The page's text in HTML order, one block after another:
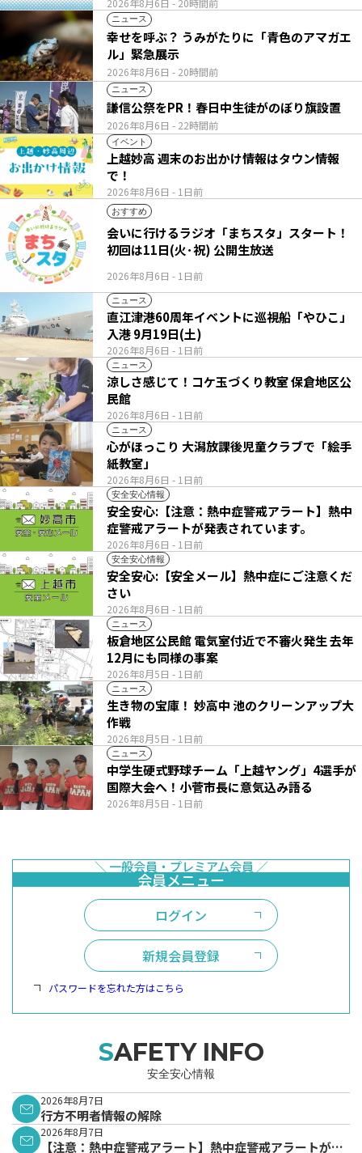
2026年8月6日 - 20時間前
ニュース
2026年8月6日 - 20時間前
幸せを呼ぶ？ うみがたりに「青色のアマガエ
ル」緊急展示
ニュース
2026年8月6日 - 22時間前
謙信公祭をPR！春日中生徒がのぼり旗設置
イベント
2026年8月6日 - 1日前
上越妙高 週末のお出かけ情報はタウン情報
で！
おすすめ
2026年8月6日 - 1日前
会いに行けるラジオ「まちスタ」スタート！
初回は11日(火･祝) 公開生放送
ニュース
2026年8月6日 - 1日前
直江津港60周年イベントに巡視船「やひこ」
入港 9月19日(土)
ニュース
2026年8月6日 - 1日前
涼しさ感じて！コケ玉づくり教室 保倉地区公
民館
ニュース
2026年8月6日 - 1日前
心がほっこり 大潟放課後児童クラブで「絵手
紙教室」
安全安心情報
2026年8月6日 - 1日前
安全安心:【注意：熱中症警戒アラート】熱中
症警戒アラートが発表されています。
安全安心情報
2026年8月6日 - 1日前
安全安心:【安全メール】熱中症にご注意くだ
さい
ニュース
2026年8月5日 - 1日前
板倉地区公民館 電気室付近で不審火発生 去年
12月にも同様の事案
ニュース
2026年8月5日 - 1日前
生き物の宝庫！ 妙高中 池のクリーンアップ大
作戦
ニュース
2026年8月5日 - 1日前
中学生硬式野球チーム「上越ヤング」4選手が
国際大会へ！小菅市長に意気込み語る
ログイン
新規会員登録
パスワードを忘れた方はこちら
SAFETY INFO
安全安心情報
2026年8月7日
行方不明者情報の解除
2026年8月7日
【注意：熱中症警戒アラート】熱中症警戒アラートが発